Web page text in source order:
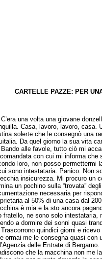
CARTELLE PAZZE: PER
una volta una giovane
Casa, lavoro, lavoro, casa.
solerte che le consegnò una
Da quel giorno la sua vita
alle favole, tutto ciò mi
con cui mi informa che
loro, non posso permettermi
sono intestataria. Panico. Non
insicurezza. Mi procuro un
un pochino sulla “trovata”
necessaria per
al 50% di una casa dal
è mia e la sto ancora
fratello, ne sono solo intestataria,
a dormire dei sonni quasi
quindici giorni e ricevo
ormai me le consegna quasi con
delle Entrate di
che la macchina non me